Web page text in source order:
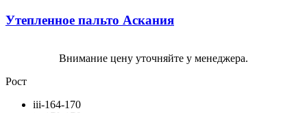
Утепленное пальто Аскания
Внимание цену уточняйте у менеджера.
Рост
iii-164-170